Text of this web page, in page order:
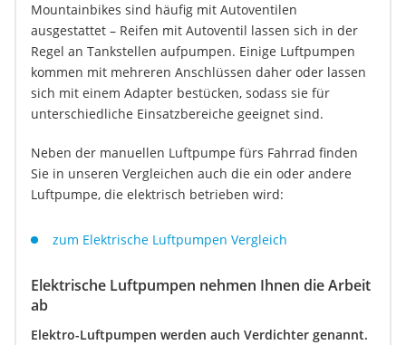
Mountainbikes sind häufig mit Autoventilen
ausgestattet – Reifen mit Autoventil lassen sich in der
Regel an Tankstellen aufpumpen. Einige Luftpumpen
kommen mit mehreren Anschlüssen daher oder lassen
sich mit einem Adapter bestücken, sodass sie für
unterschiedliche Einsatzbereiche geeignet sind.
Neben der manuellen Luftpumpe fürs Fahrrad finden
Sie in unseren Vergleichen auch die ein oder andere
Luftpumpe, die elektrisch betrieben wird:
zum Elektrische Luftpumpen Vergleich
Elektrische Luftpumpen nehmen Ihnen die Arbeit
ab
Elektro-Luftpumpen werden auch Verdichter genannt.